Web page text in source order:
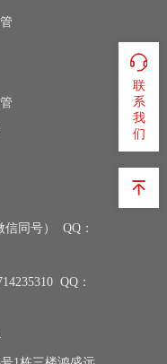
信同号） QQ：
QQ：
联
系
我
们